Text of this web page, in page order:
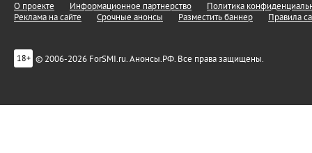
О проекте Информационное партнерство
Политика
Реклама на сайте
Срочные анонсы Разместить баннер Правила
18+ © 2006-2026 ForSMI.ru. Анонсы.РФ. Все права защищены.